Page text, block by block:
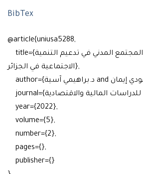
BibTex
@article{uniusa5288,
title={دور منظمات المجتمع المدني في تدعيم التنمية
الاجتماعية في الجزائر},
year={2022},
volume={5},
number={2},
pages={},
publisher={}